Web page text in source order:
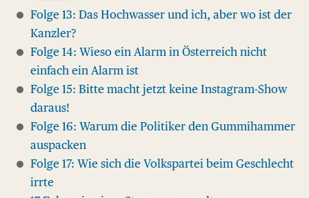
Folge 13: Das Hochwasser und ich, aber wo ist der
Kanzler?
Folge 14: Wieso ein Alarm in Österreich nicht
einfach ein Alarm ist
Folge 15: Bitte macht jetzt keine Instagram-Show
daraus!
Folge 16: Warum die Politiker den Gummihammer
auspacken
Folge 17: Wie sich die Volkspartei beim Geschlecht
irrte